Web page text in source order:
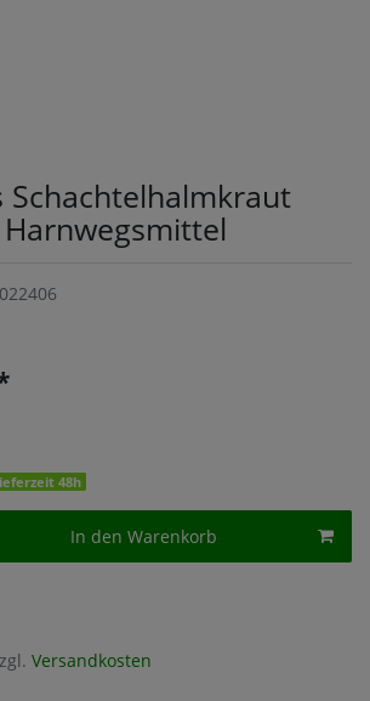
Schachtelhalmkraut
48h
In den Warenkorb
Versandkosten